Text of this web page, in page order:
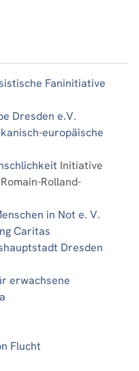
Faninitiative
Dresden e.V.
europäische
Initiative
Rolland-
in Not e. V.
Caritas
Dresden
erwachsene
Flucht